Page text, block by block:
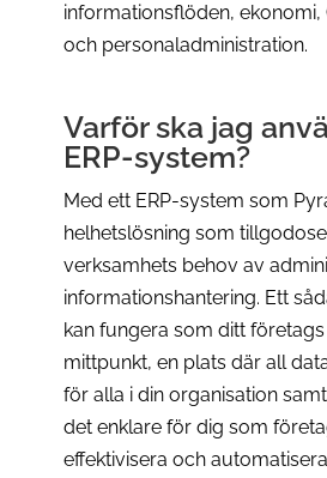
informationsflöden, ekonomi,
och personaladministration.
Varför ska jag
ERP-system?
Med ett ERP-system som
helhetslösning som
verksamhets behov av
informationshantering. Ett
kan fungera som ditt
mittpunkt, en plats där all
för alla i din organisation
det enklare för dig som
effektivisera och